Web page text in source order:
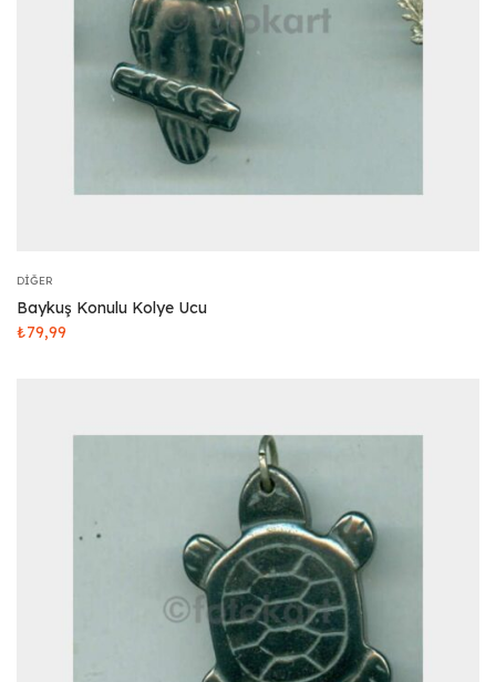
DIĞER
Baykuş Konulu Kolye Ucu
₺79,99